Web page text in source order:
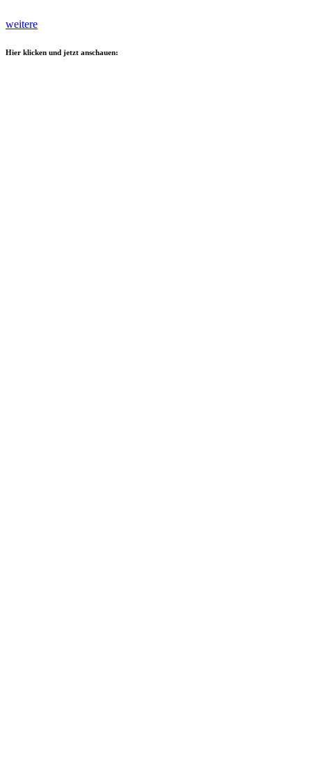
weitere
Hier klicken und jetzt anschauen: